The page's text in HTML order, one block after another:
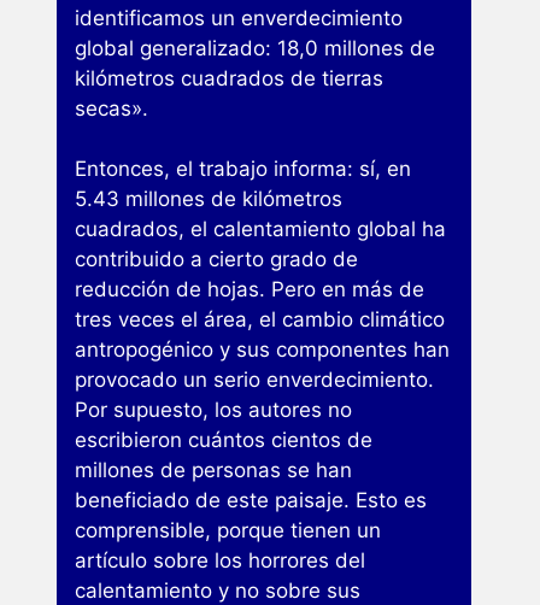
identificamos un enverdecimiento
global generalizado: 18,0 millones de
kilómetros cuadrados de tierras
secas».
Entonces, el trabajo informa: sí, en
5.43 millones de kilómetros
cuadrados, el calentamiento global ha
contribuido a cierto grado de
reducción de hojas. Pero en más de
tres veces el área, el cambio climático
antropogénico y sus componentes han
provocado un serio enverdecimiento.
Por supuesto, los autores no
escribieron cuántos cientos de
millones de personas se han
beneficiado de este paisaje. Esto es
comprensible, porque tienen un
artículo sobre los horrores del
calentamiento y no sobre sus